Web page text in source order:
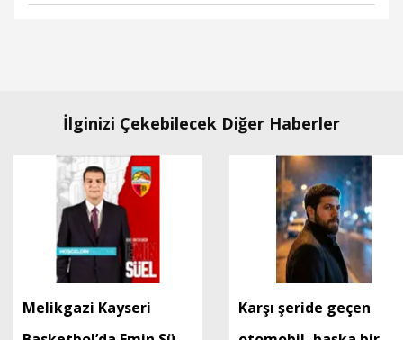
İlginizi Çekebilecek Diğer Haberler
Melikgazi Kayseri
Karşı şeride geçen